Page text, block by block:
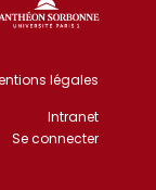
légales
Intranet
Se connecter